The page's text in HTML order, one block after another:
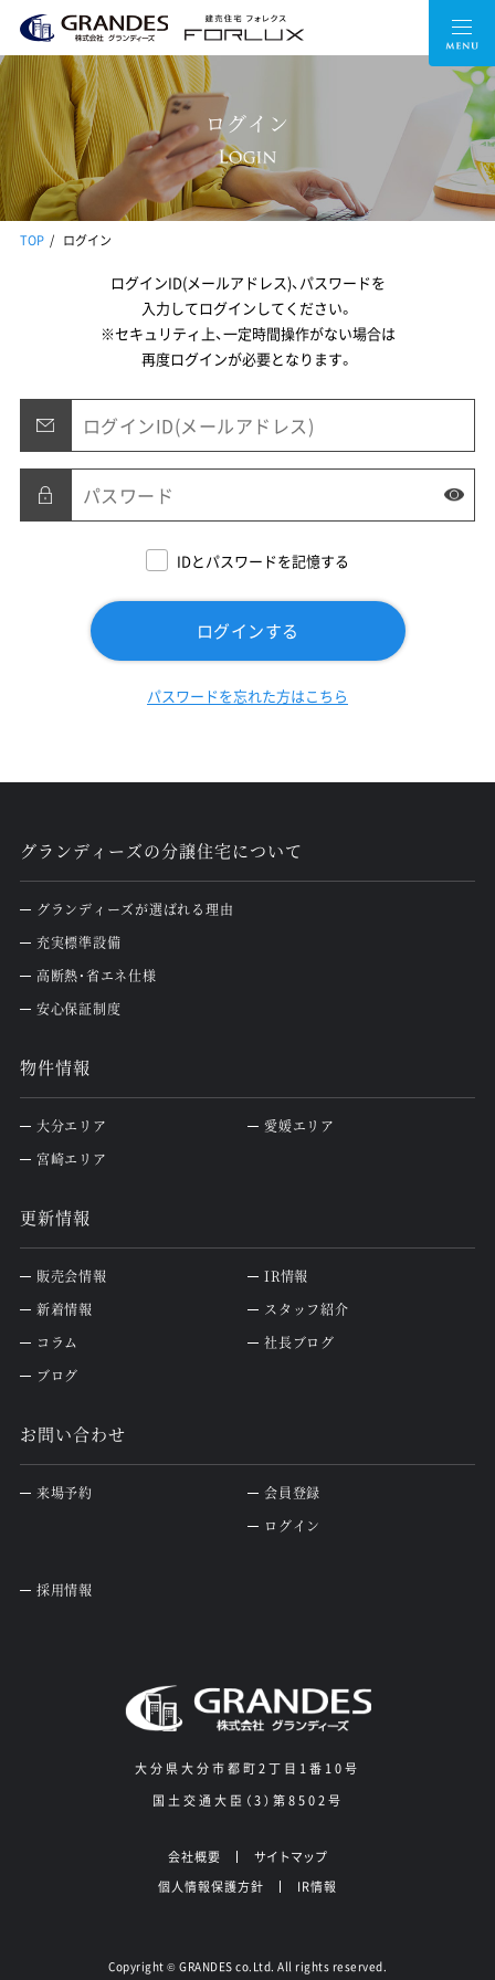
ログイン
TOP ログイン
ログインID(メールアドレス)、パスワードを
入力してログインしてください。
※セキュリティ上、一定時間操作がない場合は
再度ログインが必要となります。
IDとパスワードを記憶する
ログインする
パスワードを忘れた方はこちら
グランディーズの分譲住宅について
グランディーズが選ばれる理由
充実標準設備
高断熱・省エネ仕様
安心保証制度
物件情報
大分エリア
宮崎エリア
愛媛エリア
更新情報
販売会情報
新着情報
コラム
ブログ
IR情報
スタッフ紹介
社長ブログ
お問い合わせ
来場予約
会員登録
ログイン
採用情報
大分県大分市都町2丁目1番10号
国土交通大臣（3）第8502号
会社概要
サイトマップ
個人情報保護方針
IR情報
Copyright © GRANDES co.Ltd. All rights reserved.